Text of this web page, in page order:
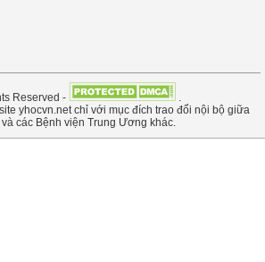
Reserved -
.
yhocvn.net chỉ với mục đích trao đổi nội bộ giữa
các Bệnh viện Trung Ương khác.